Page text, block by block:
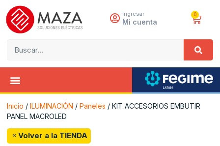
Ingresar
Mi cuenta
0
Inicio / ILUMINACIÓN / Paneles / KIT ACCESORIOS EMBUTIR
PANEL MACROLED
Volver a la TIENDA